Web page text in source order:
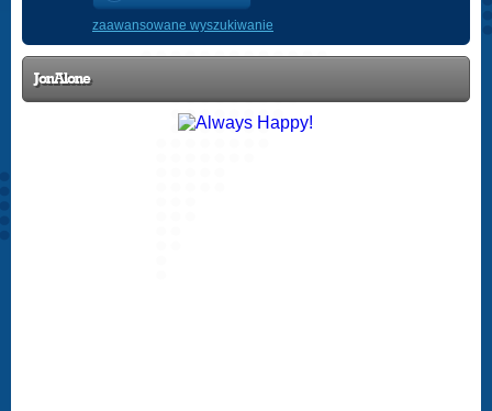
zaawansowane wyszukiwanie
JonAlone